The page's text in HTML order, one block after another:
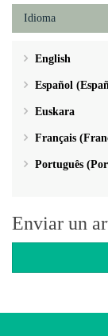
Idioma
English
Español
Euskara
Français
Português
Enviar un